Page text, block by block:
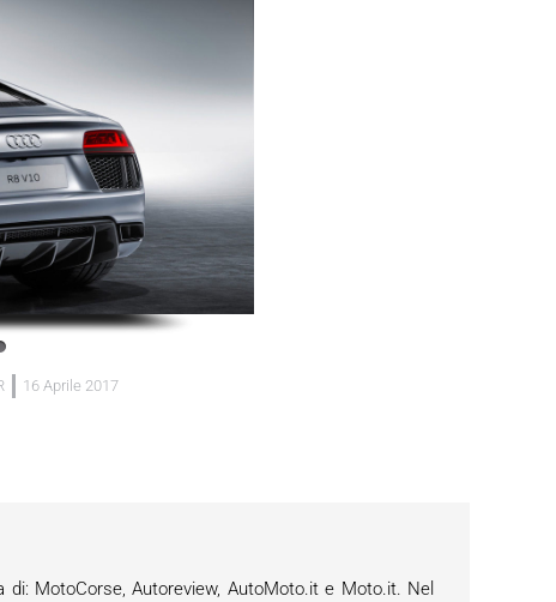
16 Aprile 2017
MotoCorse, Autoreview, AutoMoto.it e Moto.it. Nel